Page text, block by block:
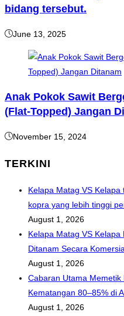
bidang tersebut.
June 13, 2025
Anak Pokok Sawit
(Flat-Topped) Jangan
November 15, 2024
TERKINI
Kelapa Matag VS
kopra yang lebih tinggi
August 1, 2026
Kelapa Matag VS
Ditanam Secara
August 1, 2026
Cabaran Utama
Kematangan 80–85% di
August 1, 2026